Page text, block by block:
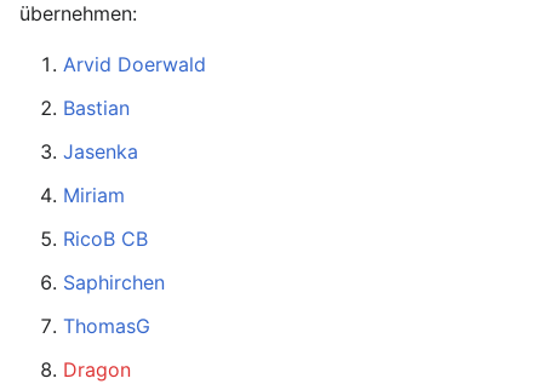
übernehmen:
Arvid Doerwald
Bastian
Jasenka
Miriam
RicoB CB
Saphirchen
ThomasG
Dragon